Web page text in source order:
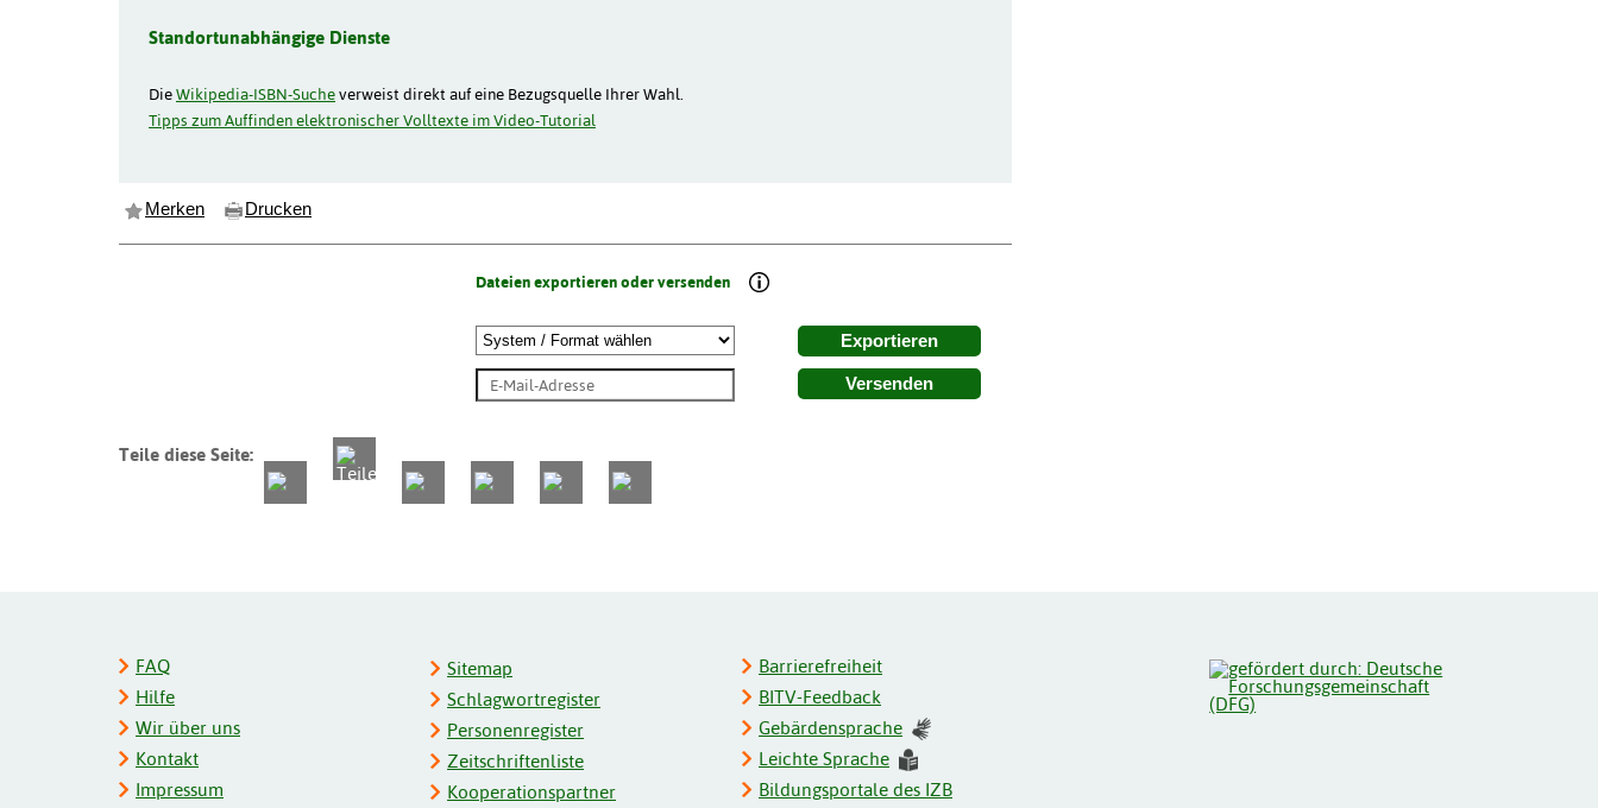
Standortunabhängige Dienste
DieWikipedia-ISBN-Sucheverweist direkt auf eine Bezugsquelle Ihrer Wahl.
Tipps zum Auffinden elektronischer Volltexte im Video-Tutorial
Merken Drucken
Dateien exportieren oder versenden
Exportieren
Versenden
Teile diese Seite:
FAQ
Hilfe
Wir über uns
Kontakt
Impressum
Sitemap
Schlagwortregister
Personenregister
Zeitschriftenliste
Kooperationspartner
Barrierefreiheit
BITV-Feedback
Gebärdensprache
Leichte Sprache
Bildungsportale des IZB